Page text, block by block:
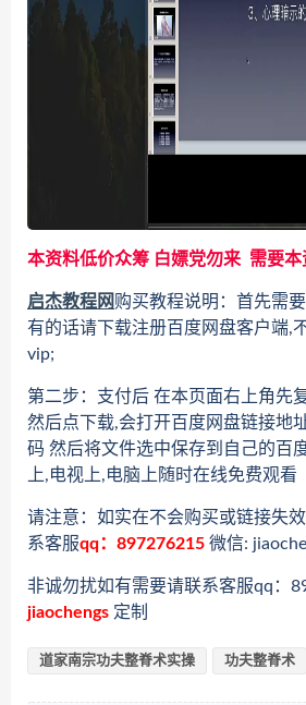
本资料低价众筹 白嫖党勿来 需要
启杰教程网购买教程说明：首先需
有的话请下载注册百度网盘客户端,
vip;
第二步：支付后 在本页面右上角先
然后点下载,会打开百度网盘链接地
码 然后将文件选中保存到自己的百
上,电视上,电脑上随时在线免费观看
请注意：如实在不会购买或链接失
系客服qq：897276215 微信:
非诚勿扰如有需要请联系客服qq：
jiaochengs 定制
道家南宗功夫整脊术实操 功夫整脊术